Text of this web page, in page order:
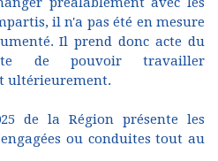
il n'a pas été en mesure
Il prend donc acte du
de pouvoir travailler
ultérieurement.
de la Région présente les
ou conduites tout au